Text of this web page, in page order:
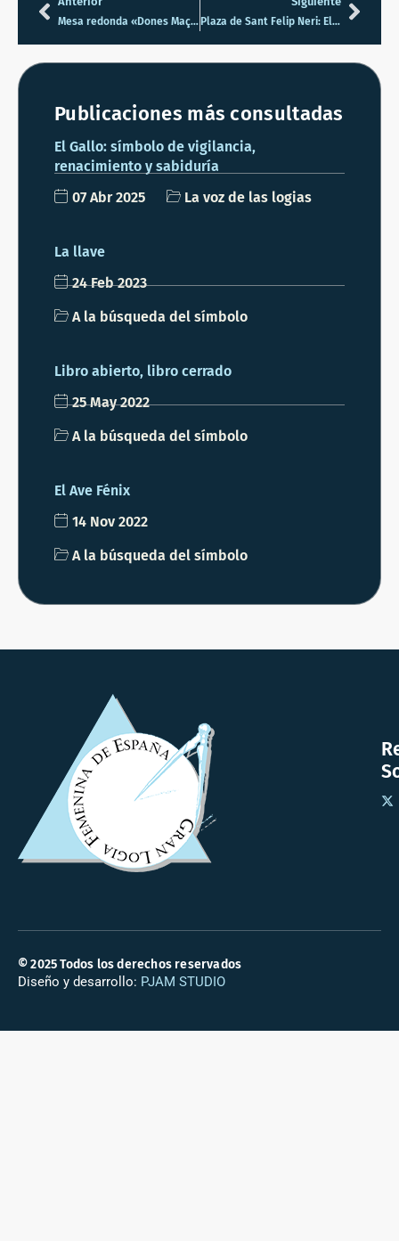
Mesa redonda «Dones Maçones; dialeg per una nova mirada» Plaza de Sant Felip Neri: El eco del silencio en Barcelona
Publicaciones más consultadas
El Gallo: símbolo de vigilancia,
renacimiento y sabiduría
07 Abr 2025
La voz de las logias
La llave
24 Feb 2023
A la búsqueda del símbolo
Libro abierto, libro cerrado
25 May 2022
A la búsqueda del símbolo
El Ave Fénix
14 Nov 2022
A la búsqueda del símbolo
© 2025 Todos los derechos reservados
Diseño y desarrollo: PJAM STUDIO